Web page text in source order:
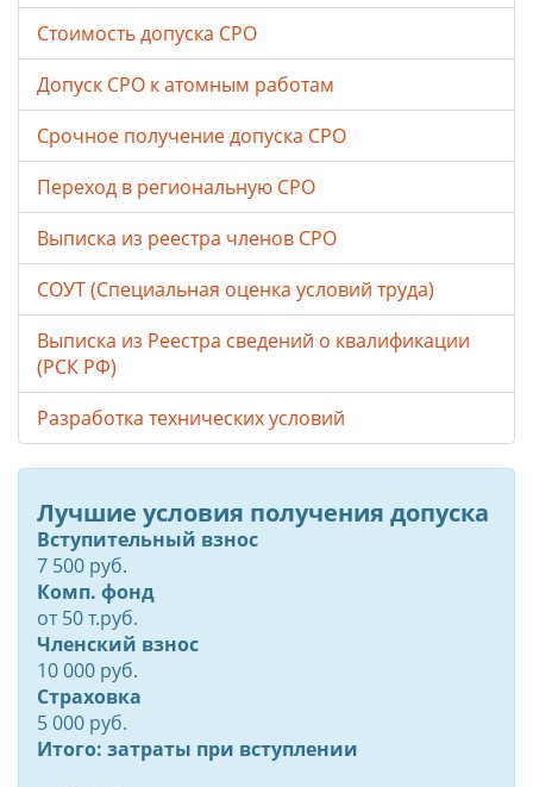
Стоимость допуска СРО
Допуск СРО к атомным работам
Срочное получение допуска СРО
Переход в региональную СРО
Выписка из реестра членов СРО
СОУТ (Специальная оценка условий труда)
Выписка из Реестра сведений о квалификации
(РСК РФ)
Разработка технических условий
Лучшие условия получения допуска
Вступительный взнос
7 500 руб.
Комп. фонд
от50т.руб.
Членский взнос
10 000 руб.
Страховка
5 000 руб.
Итого: затраты при вступлении